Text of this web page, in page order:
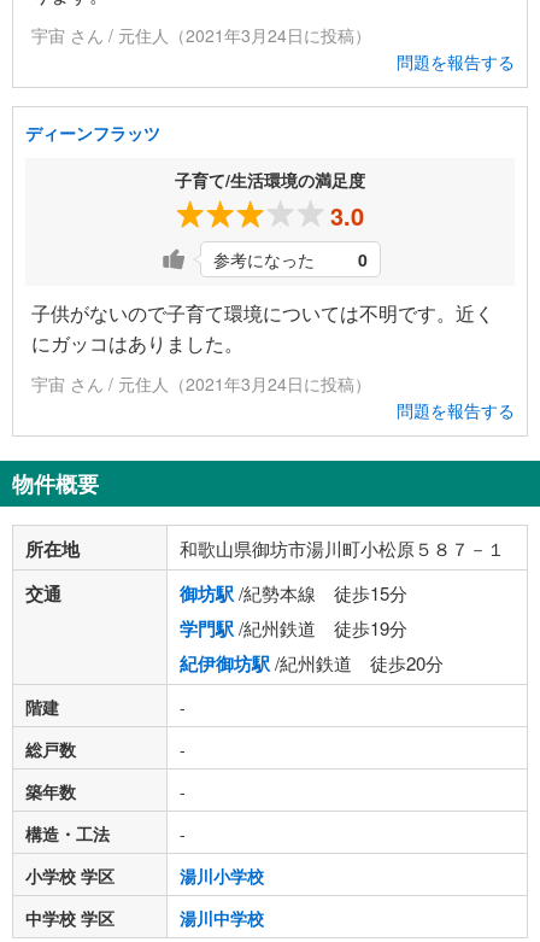
宇宙 さん / 元住人（2021年3月24日に投稿）
問題を報告する
ディーンフラッツ
子育て/生活環境の満足度
3.0
参考になった 0
子供がないので子育て環境については不明です。近く
にガッコはありました。
宇宙 さん / 元住人（2021年3月24日に投稿）
問題を報告する
物件概要
所在地 和歌山県御坊市湯川町小松原５８７－１
交通 御坊駅/紀勢本線 徒歩15分
学門駅/紀州鉄道 徒歩19分
紀伊御坊駅/紀州鉄道 徒歩20分
階建
-
総戸数
-
築年数
-
構造・工法
-
小学校 学区
湯川小学校
中学校 学区
湯川中学校